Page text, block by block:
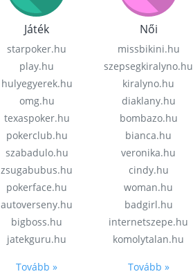
Játék
starpoker.hu
play.hu
hulyegyerek.hu
omg.hu
texaspoker.hu
pokerclub.hu
szabadulo.hu
zsugabubus.hu
pokerface.hu
autoverseny.hu
bigboss.hu
jatekguru.hu
Tovább »
Női
missbikini.hu
szepsegkiralyno.hu
kiralyno.hu
diaklany.hu
bombazo.hu
bianca.hu
veronika.hu
cindy.hu
woman.hu
badgirl.hu
internetszepe.hu
komolytalan.hu
Tovább »